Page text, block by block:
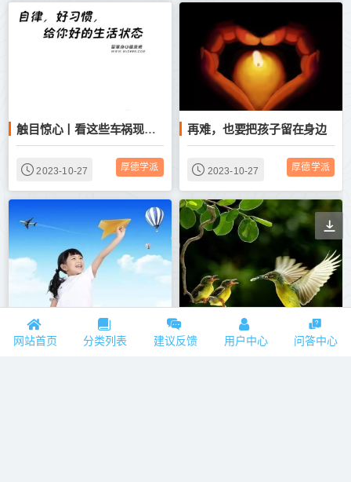
触目惊心丨看这些车祸现场 家长，过马路一定抓住孩子的手！
2023-10-27 厚德学派
再难，也要把孩子留在身边
2023-10-27 厚德学派
十三种老人带孩子弊端多，请亲爹亲妈慎重
网站首页 分类列表 建议反馈 用户中心 问答中心